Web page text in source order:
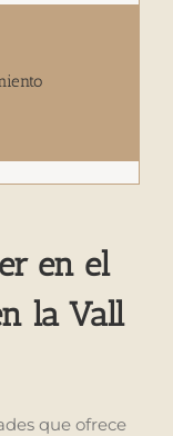
en el
la Vall
que ofrece